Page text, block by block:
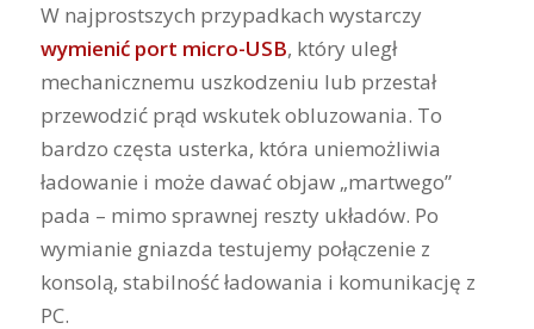
W najprostszych przypadkach wystarczy
wymienić port micro-USB, który uległ
mechanicznemu uszkodzeniu lub przestał
przewodzić prąd wskutek obluzowania. To
bardzo częsta usterka, która uniemożliwia
ładowanie i może dawać objaw „martwego”
pada – mimo sprawnej reszty układów. Po
wymianie gniazda testujemy połączenie z
konsolą, stabilność ładowania i komunikację z
PC.